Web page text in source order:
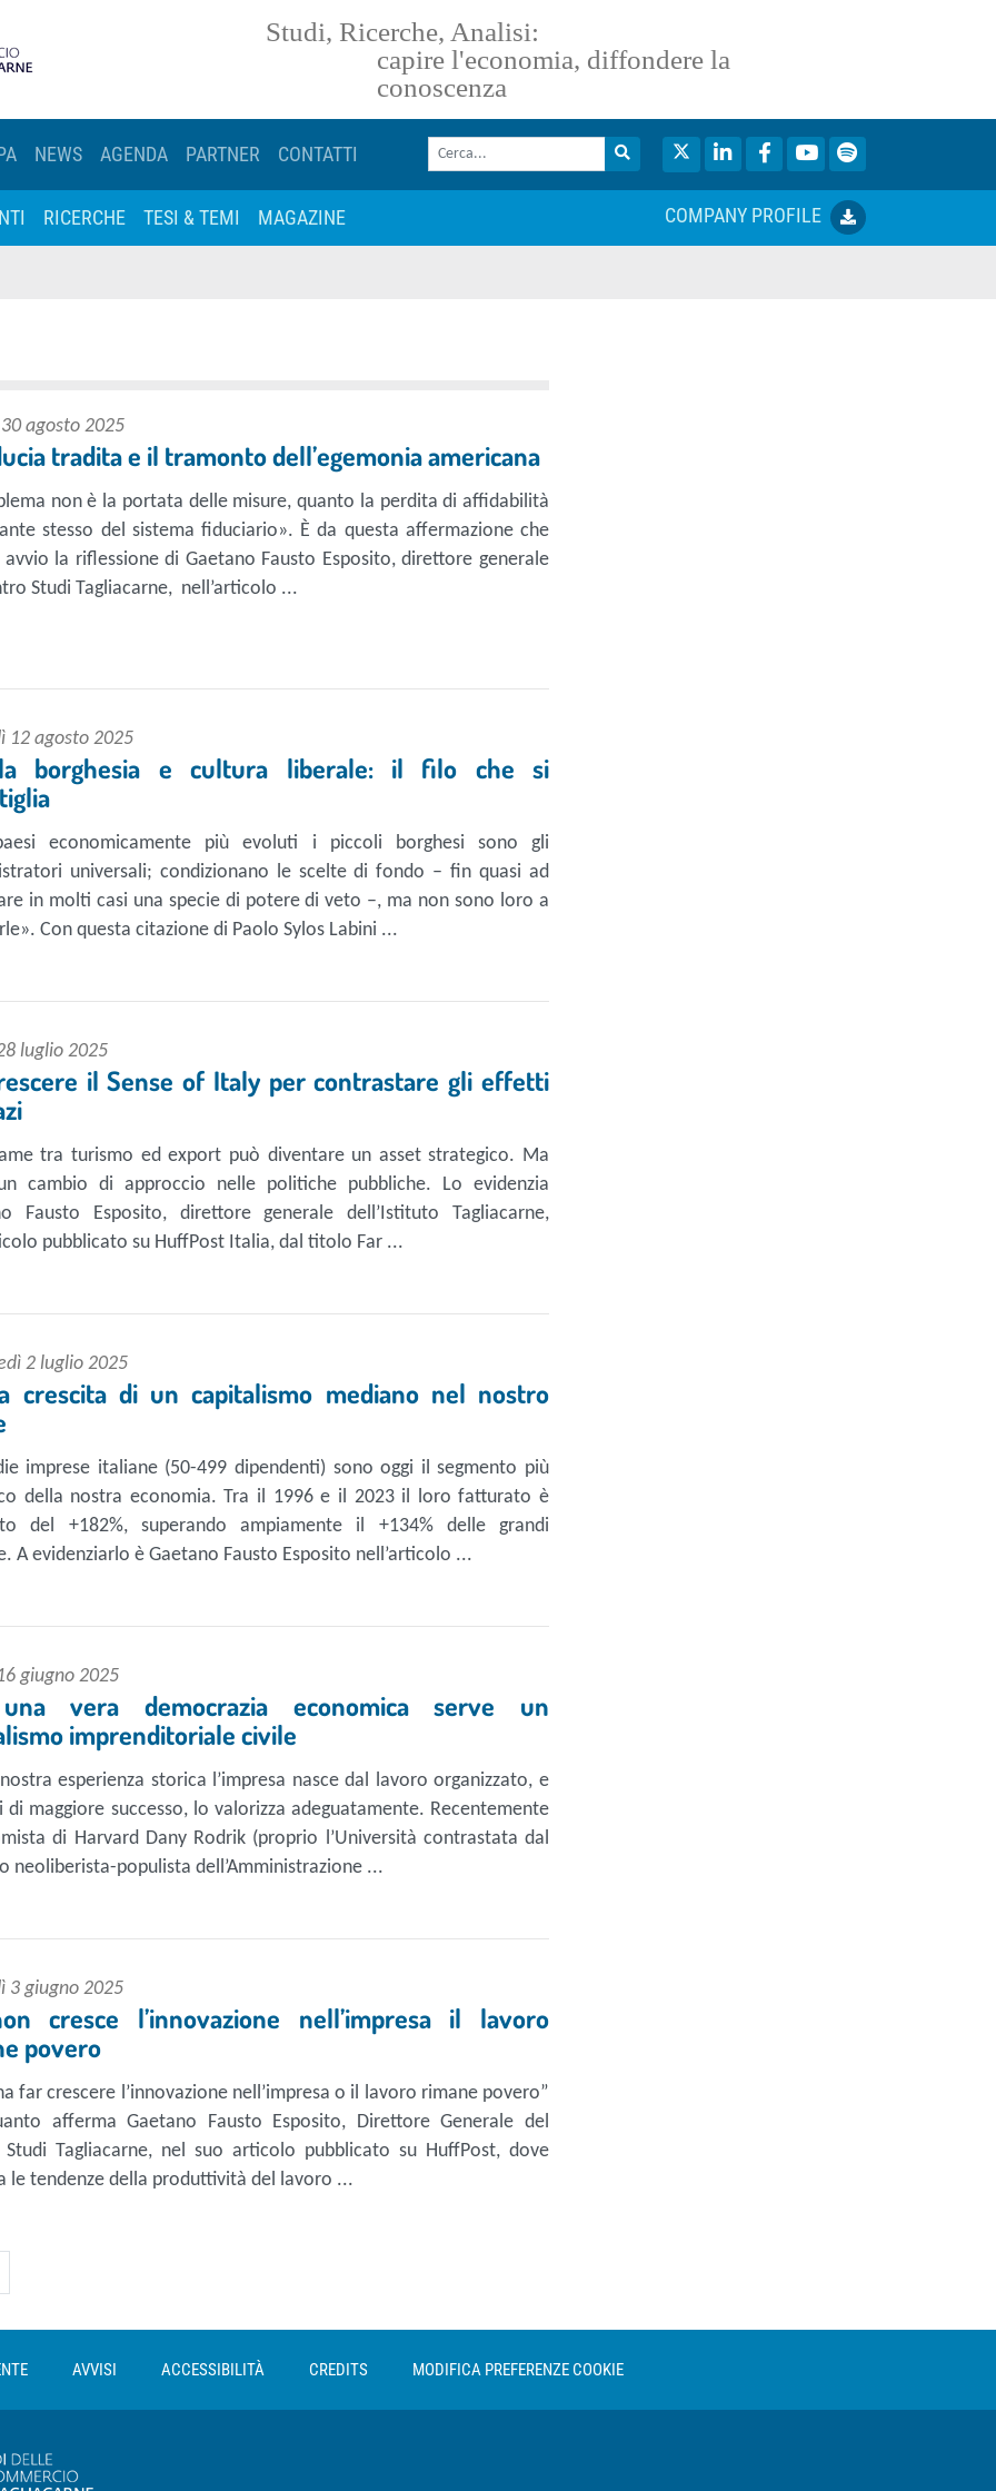
Studi, Ricerche, Analisi:
capire l'economia, diffondere la
conoscenza
NEWS AGENDA PARTNER CONTATTI
Cerca nel sito
Twitter LinkedIn FacebookYouTube
RICERCHE TESI & TEMI MAGAZINE COMPANY PROFILE
agosto 2025
tradita e il tramonto dell’egemonia americana
non è la portata delle misure, quanto la perdita di affidabilità
stesso del sistema fiduciario». È da questa affermazione che
avvio la riflessione di Gaetano Fausto Esposito, direttore generale
Studi Tagliacarne, nell’articolo ...
12 agosto 2025
borghesia e cultura liberale: il filo che si
economicamente più evoluti i piccoli borghesi sono gli
universali; condizionano le scelte di fondo – fin quasi ad
in molti casi una specie di potere di veto –, ma non sono loro a
Con questa citazione di Paolo Sylos Labini ...
luglio 2025
il Sense of Italy per contrastare gli effetti
tra turismo ed export può diventare un asset strategico. Ma
cambio di approccio nelle politiche pubbliche. Lo evidenzia
Fausto Esposito, direttore generale dell’Istituto Tagliacarne,
pubblicato su HuffPost Italia, dal titolo Far ...
2 luglio 2025
crescita di un capitalismo mediano nel nostro
imprese italiane (50-499 dipendenti) sono oggi il segmento più
della nostra economia. Tra il 1996 e il 2023 il loro fatturato è
del +182%, superando ampiamente il +134% delle grandi
A evidenziarlo è Gaetano Fausto Esposito nell’articolo ...
giugno 2025
vera democrazia economica serve un
imprenditoriale civile
esperienza storica l’impresa nasce dal lavoro organizzato, e
di maggiore successo, lo valorizza adeguatamente. Recentemente
di Harvard Dany Rodrik (proprio l’Università contrastata dal
neoliberista-populista dell’Amministrazione ...
3 giugno 2025
cresce l’innovazione nell’impresa il lavoro
povero
far crescere l’innovazione nell’impresa o il lavoro rimane povero”
afferma Gaetano Fausto Esposito, Direttore Generale del
Studi Tagliacarne, nel suo articolo pubblicato su HuffPost, dove
le tendenze della produttività del lavoro ...
AVVISI ACCESSIBILITÀ CREDITS MODIFICA PREFERENZE COOKIE